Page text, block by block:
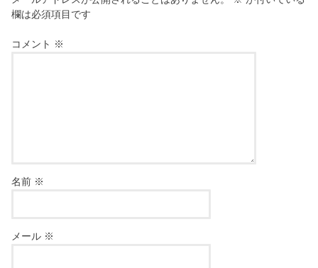
欄は必須項目です
コメント ※
名前 ※
メール ※